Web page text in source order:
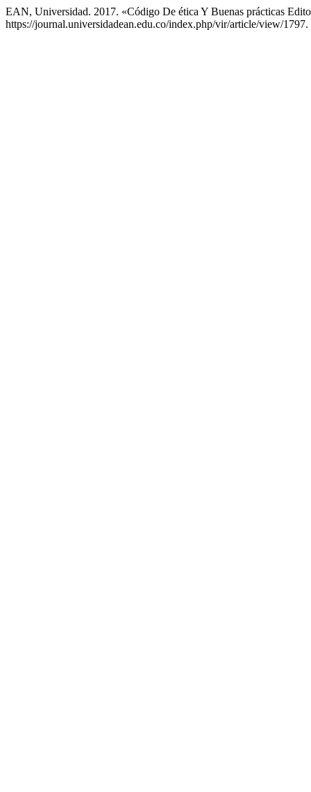
EAN, Universidad. 2017. «Código De ética Y Buenas prácticas
https://journal.universidadean.edu.co/index.php/vir/article/view/1797.